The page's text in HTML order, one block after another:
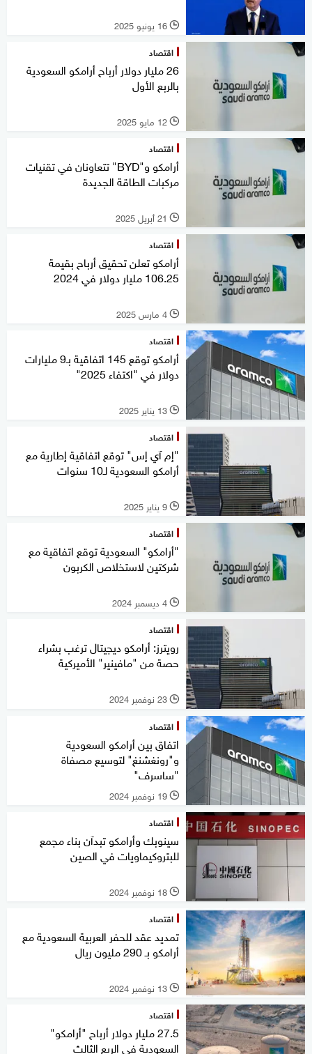
l 16 يونيو 2025
اقتصاد
26 مليار دولار أرباح أرامكو السعودية
بالربع الأول
l 12 مايو 2025
اقتصاد
أرامكو و"BYD" تتعاونان في تقنيات
مركبات الطاقة الجديدة
l 21 أبريل 2025
اقتصاد
أرامكو تعلن تحقيق أرباح بقيمة
106.25 مليار دولار في 2024
l 4 مارس 2025
اقتصاد
أرامكو توقع 145 اتفاقية بـ9 مليارات
دولار في "اكتفاء 2025"
l 13 يناير 2025
اقتصاد
"إم آي إس" توقع اتفاقية إطارية مع
أرامكو السعودية لـ10 سنوات
l 9 يناير 2025
اقتصاد
"أرامكو" السعودية توقع اتفاقية مع
شركتين لاستخلاص الكربون
l 4 ديسمبر 2024
اقتصاد
رويترز: أرامكو ديجيتال ترغب بشراء
حصة من "مافينير" الأميركية
l 23 نوفمبر 2024
اقتصاد
اتفاق بين أرامكو السعودية
و"رونغشنغ" لتوسيع مصفاة
"ساسرف"
l 19 نوفمبر 2024
اقتصاد
سينوبك وأرامكو تبدآن بناء مجمع
للبتروكيماويات في الصين
l 18 نوفمبر 2024
اقتصاد
تمديد عقد للحفر العربية السعودية مع
أرامكو بـ 290 مليون ريال
l 13 نوفمبر 2024
اقتصاد
27.5 مليار دولار أرباح "أرامكو"
السعودية في الربع الثالث